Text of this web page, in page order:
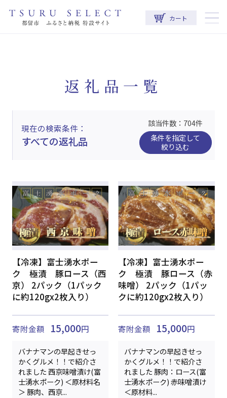
カート
返礼品一覧
現在の検索条件
すべての返礼品
該当件数：704件
条件を指定して
絞り込む
【冷凍】富士湧水ポー
ク 極漬 豚ロース（西
京） 2パック（1パック
に約120gx2枚入り）
寄附金額 15,000円
バナナマンの早起きせっ
かくグルメ！！で紹介さ
れました 西京味噌漬け(富
士湧水ポーク) ＜原材料名
＞ 豚肉、西京...
【冷凍】富士湧水ポー
ク 極漬 豚ロース（赤
味噌） 2パック（1パッ
クに約120gx2枚入り）
寄附金額 15,000円
バナナマンの早起きせっ
かくグルメ！！で紹介さ
れました 豚肉：ロース(富
士湧水ポーク) 赤味噌漬け
＜原材料...